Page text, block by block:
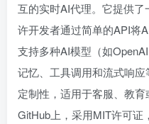
互的实时AI代理。它提供
许开发者通过简单的API将
支持多种AI模型（如
记忆、工具调用和流式响
定制性，适用于客服、教
GitHub上，采用MIT许可证